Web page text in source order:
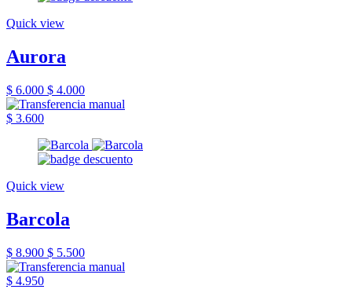
Quick view
Aurora
$ 6.000 $ 4.000
$ 3.600
Quick view
Barcola
$ 8.900 $ 5.500
$ 4.950